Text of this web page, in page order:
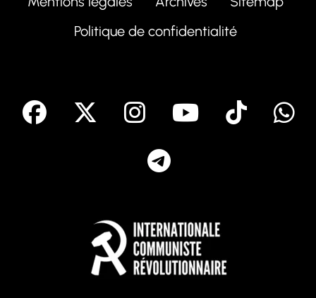
Politique de confidentialité
facebook Instagram
Youtube
Tik